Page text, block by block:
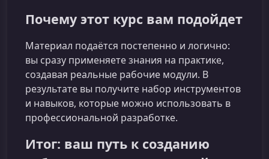
Почему этот курс вам подойдет
Материал подаётся постепенно и логично:
вы сразу применяете знания на практике,
создавая реальные рабочие модули. В
результате вы получите набор инструментов
и навыков, которые можно использовать в
профессиональной разработке.
Итог: ваш путь к созданию